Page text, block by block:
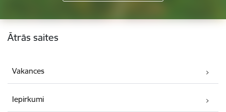
Kājene
Ātrās saites
Vakances
Iepirkumi